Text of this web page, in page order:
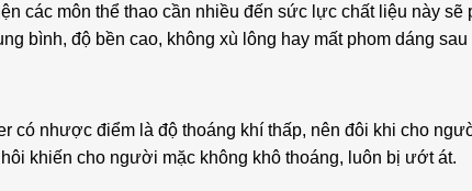
các môn thể thao cần nhiều đến sức lực chất liệu này
bình, độ bền cao, không xù lông hay mất phom dáng
có nhược điểm là độ thoáng khí thấp, nên đôi khi cho
khiến cho người mặc không khô thoáng, luôn bị ướt át.